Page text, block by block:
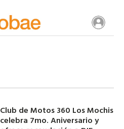
Club de Motos 360 Los Mochis
celebra 7mo. Aniversario y